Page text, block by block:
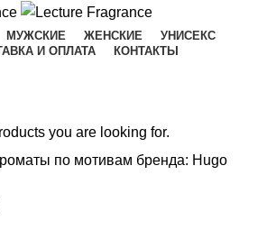
МУЖСКИЕ ЖЕНСКИЕ
УНИСЕКС
И ОПЛАТА
КОНТАКТЫ
по мотивам бренда: Hugo
you are looking for.